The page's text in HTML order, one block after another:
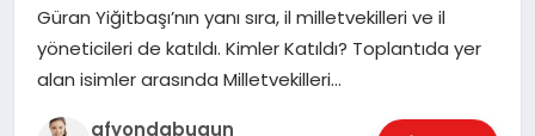
MAGAZIN
Güran Yiğitbaşı’nın yanı sıra, il milletvekilleri ve il
yöneticileri de katıldı. Kimler Katıldı? Toplantıda yer
alan isimler arasında Milletvekilleri…
afyondabugun